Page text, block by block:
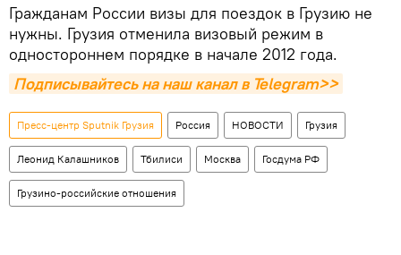
Гражданам России визы для поездок в Грузию не
нужны. Грузия отменила визовый режим в
одностороннем порядке в начале 2012 года.
Подписывайтесь на наш канал в Telegram>>
Пресс-центр Sputnik Грузия Россия НОВОСТИ Грузия
Леонид Калашников Тбилиси Москва Госдума РФ
Грузино-российские отношения